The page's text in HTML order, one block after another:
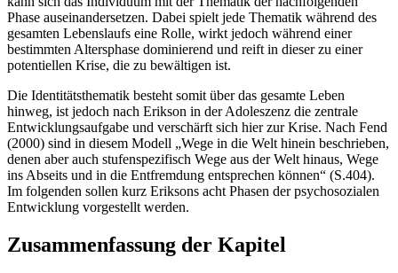
Phase auseinandersetzen. Dabei spielt jede Thematik während des
gesamten Lebenslaufs eine Rolle, wirkt jedoch während einer
bestimmten Altersphase dominierend und reift in dieser zu einer
potentiellen Krise, die zu bewältigen ist.
Die Identitätsthematik besteht somit über das gesamte Leben
hinweg, ist jedoch nach Erikson in der Adoleszenz die zentrale
Entwicklungsaufgabe und verschärft sich hier zur Krise. Nach Fend
(2000) sind in diesem Modell „Wege in die Welt hinein beschrieben,
denen aber auch stufenspezifisch Wege aus der Welt hinaus, Wege
ins Abseits und in die Entfremdung entsprechen können“ (S.404).
Im folgenden sollen kurz Eriksons acht Phasen der psychosozialen
Entwicklung vorgestellt werden.
Zusammenfassung der Kapitel